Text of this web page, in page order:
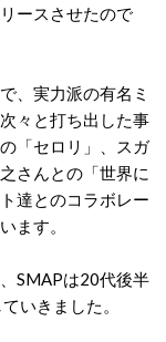
ースさせたので
、実力派の有名ミ
々と打ち出した事
「セロリ」、スガ
さんとの「世界に
達とのコラボレー
ます。
SMAPは20代後半
いきました。